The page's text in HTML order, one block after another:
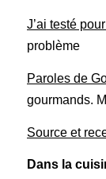
J’ai testé
problème
Paroles de
gourmands.
Source et
Dans la